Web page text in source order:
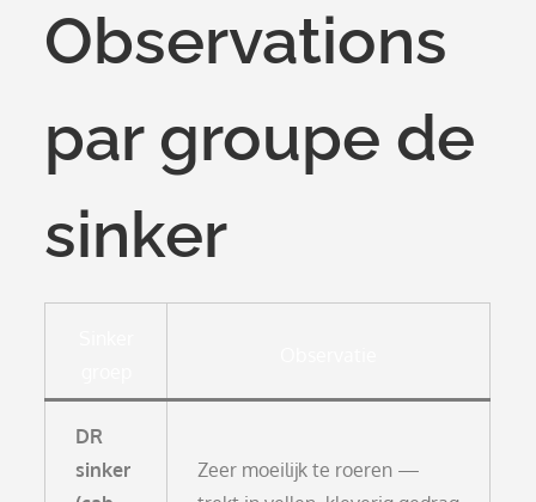
Observations
par groupe de
sinker
DR
sinker
Zeer moeilijk te roeren —